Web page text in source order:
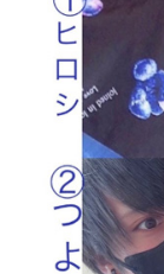
建設×テクノロ
ちょっと気にな